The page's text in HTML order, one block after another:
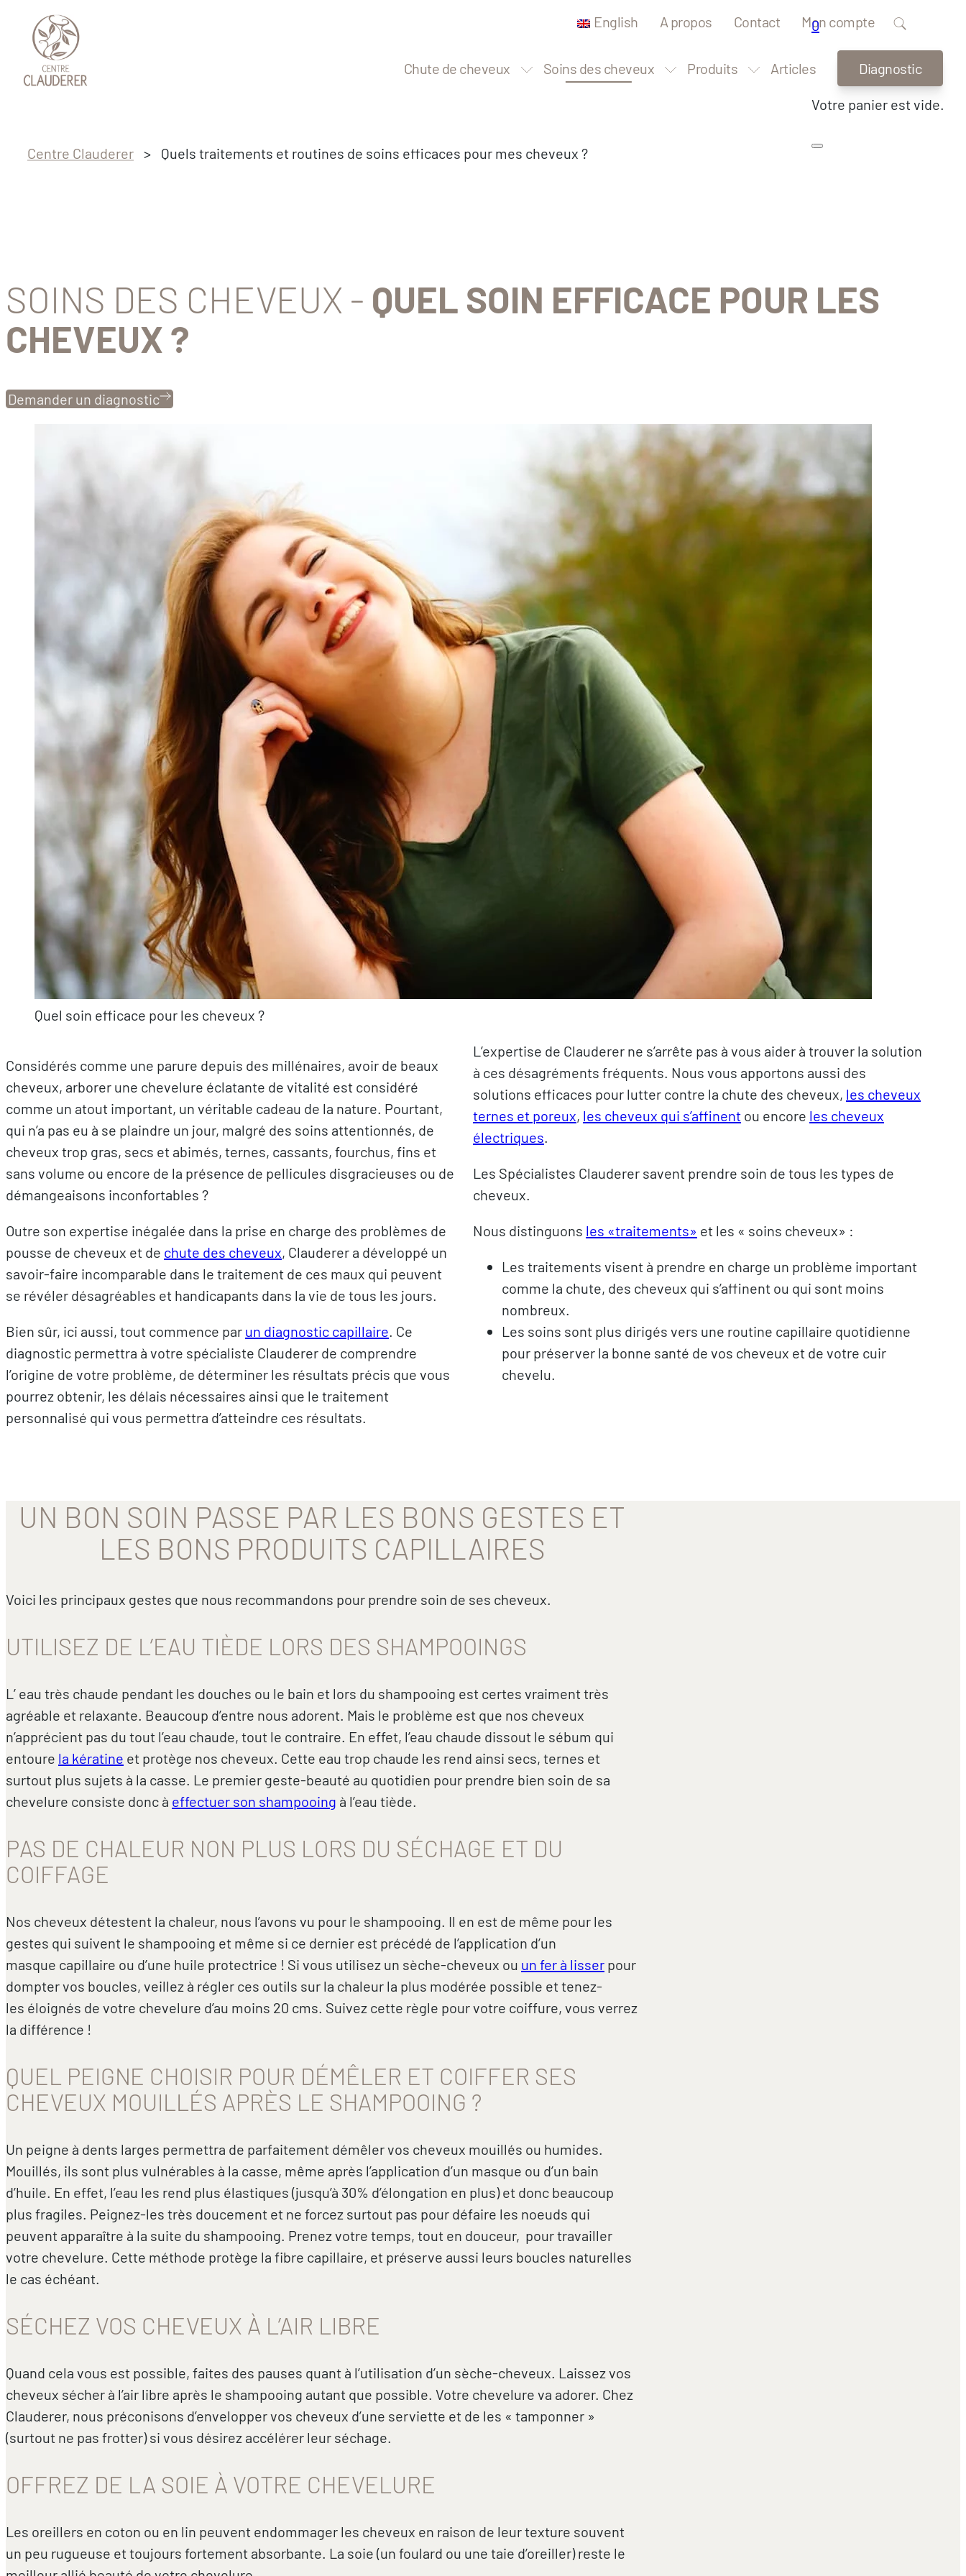
Passer au contenu principal
Passer au pied de page Chute de cheveux Soins des cheveux Produits Articles Diagnostic
English A propos Contact Mon compte
0
Votre panier est vide.
Centre Clauderer > Quels traitements et routines de soins efficaces pour mes cheveux ?
SOINS DES CHEVEUX - QUEL SOIN EFFICACE POUR LES
CHEVEUX ?
Demander un diagnostic
Quel soin efficace pour les cheveux ?
Considérés comme une parure depuis des millénaires, avoir de beaux
cheveux, arborer une chevelure éclatante de vitalité est considéré
comme un atout important, un véritable cadeau de la nature. Pourtant,
qui n’a pas eu à se plaindre un jour, malgré des soins attentionnés, de
cheveux trop gras, secs et abimés, ternes, cassants, fourchus, fins et
sans volume ou encore de la présence de pellicules disgracieuses ou de
démangeaisons inconfortables ?
Outre son expertise inégalée dans la prise en charge des problèmes de
pousse de cheveux et de chute des cheveux, Clauderer a développé un
savoir-faire incomparable dans le traitement de ces maux qui peuvent
se révéler désagréables et handicapants dans la vie de tous les jours.
Bien sûr, ici aussi, tout commence par un diagnostic capillaire . Ce
diagnostic permettra à votre spécialiste Clauderer de comprendre
l’origine de votre problème, de déterminer les résultats précis que vous
pourrez obtenir, les délais nécessaires ainsi que le traitement
personnalisé qui vous permettra d’atteindre ces résultats.
L’expertise de Clauderer ne s’arrête pas à vous aider à trouver la solution
à ces désagréments fréquents. Nous vous apportons aussi des
solutions efficaces pour lutter contre la chute des cheveux, les cheveux
ternes et poreux, les cheveux qui s’affinent ou encore les cheveux
électriques
Les Spécialistes Clauderer savent prendre soin de tous les types de
cheveux.
Nous distinguons les «traitements» et les « soins cheveux» :
Les traitements visent à prendre en charge un problème important
comme la chute, des cheveux qui s’affinent ou qui sont moins
nombreux.
Les soins sont plus dirigés vers une routine capillaire quotidienne
pour préserver la bonne santé de vos cheveux et de votre cuir
chevelu.
UN BON SOIN PASSE PAR LES BONS GESTES ET
LES BONS PRODUITS CAPILLAIRES
Voici les principaux gestes que nous recommandons pour prendre soin de ses cheveux.
UTILISEZ DE L’EAU TIÈDE LORS DES SHAMPOOINGS
L’ eau très chaude pendant les douches ou le bain et lors du shampooing est certes vraiment très
agréable et relaxante. Beaucoup d’entre nous adorent. Mais le problème est que nos cheveux
n’apprécient pas du tout l’eau chaude, tout le contraire. En effet, l’eau chaude dissout le sébum qui
entoure la kératine et protège nos cheveux. Cette eau trop chaude les rend ainsi secs, ternes et
surtout plus sujets à la casse. Le premier geste-beauté au quotidien pour prendre bien soin de sa
chevelure consiste donc à effectuer son shampooing à l’eau tiède.
PAS DE CHALEUR NON PLUS LORS DU SÉCHAGE ET DU
COIFFAGE
Nos cheveux détestent la chaleur, nous l’avons vu pour le shampooing. Il en est de même pour les
gestes qui suivent le shampooing et même si ce dernier est précédé de l’application d’un
masque capillaire ou d’une huile protectrice ! Si vous utilisez un sèche-cheveux ou un fer à lisser pour
dompter vos boucles, veillez à régler ces outils sur la chaleur la plus modérée possible et tenez-
les éloignés de votre chevelure d’au moins 20 cms. Suivez cette règle pour votre coiffure, vous verrez
la différence !
QUEL PEIGNE CHOISIR POUR DÉMÊLER ET COIFFER SES
CHEVEUX MOUILLÉS APRÈS LE SHAMPOOING ?
Un peigne à dents larges permettra de parfaitement démêler vos cheveux mouillés ou humides.
Mouillés, ils sont plus vulnérables à la casse, même après l’application d’un masque ou d’un bain
d’huile. En effet, l’eau les rend plus élastiques (jusqu’à 30% d’élongation en plus) et donc beaucoup
plus fragiles. Peignez-les très doucement et ne forcez surtout pas pour défaire les noeuds qui
peuvent apparaître à la suite du shampooing. Prenez votre temps, tout en douceur, pour travailler
votre chevelure. Cette méthode protège la fibre capillaire, et préserve aussi leurs boucles naturelles
le cas échéant.
SÉCHEZ VOS CHEVEUX À L’AIR LIBRE
Quand cela vous est possible, faites des pauses quant à l’utilisation d’un sèche-cheveux. Laissez vos
cheveux sécher à l’air libre après le shampooing autant que possible. Votre chevelure va adorer. Chez
Clauderer, nous préconisons d’envelopper vos cheveux d’une serviette et de les « tamponner »
(surtout ne pas frotter) si vous désirez accélérer leur séchage.
OFFREZ DE LA SOIE À VOTRE CHEVELURE
Les oreillers en coton ou en lin peuvent endommager les cheveux en raison de leur texture souvent
un peu rugueuse et toujours fortement absorbante. La soie (un foulard ou une taie d’oreiller) reste le